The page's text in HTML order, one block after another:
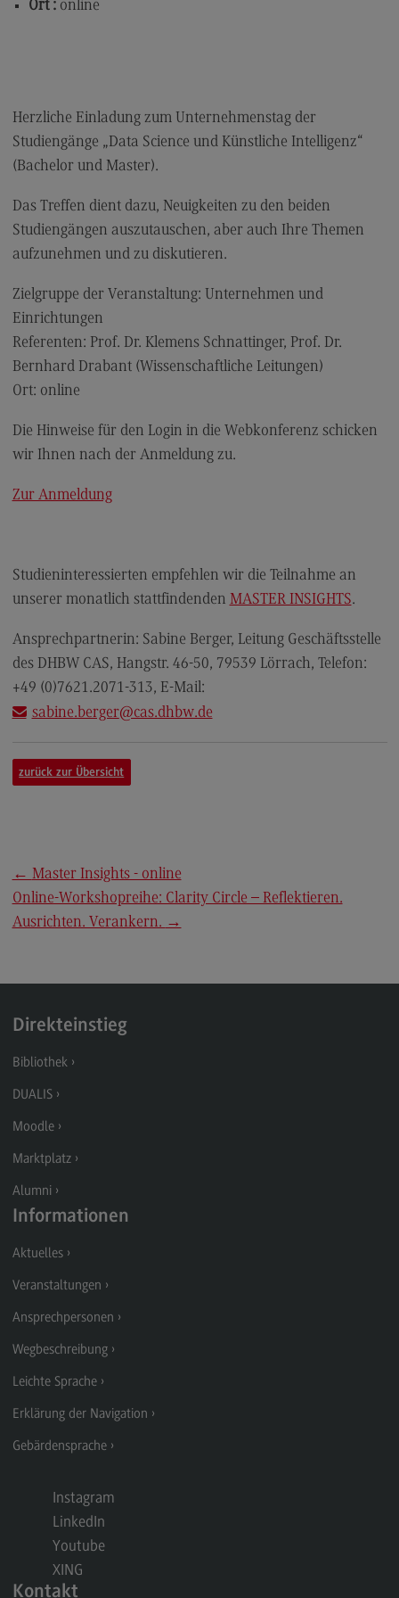
Digital Business Management
Digital Business Management
Berufsperspektiven
Kontakt
Digitalisierung in der Sozialen Arbeit
Modulangebot
Berufsperspektiven
Elektrotechnik und Informationstechnik
Profil-O-Mat Elektrotechnik und
Modulangebot
Kontakt
Entrepreneurship
Entrepreneurship
Berufsperspektiven
Executive Engineering
Modulangebot
Finance
Finance
Modulangebot
Berufsperspektiven
Kontakt
General Business Management
General Business Management
Modulangebot
Berufsperspektiven
Kontakt
Governance Sozialer Arbeit
Governance Sozialer Arbeit
Modulangebot
Berufsperspektiven
Informatik
Informatik
Profil-O-Mat Informatik
(External link)
Ort :online
Herzliche Einladung zum Unternehmenstag der
Studiengänge „Data Science und Künstliche Intelligenz“
(Bachelor und Master).
Das Treffen dient dazu, Neuigkeiten zu den beiden
Studiengängen auszutauschen, aber auch Ihre Themen
aufzunehmen und zu diskutieren.
Zielgruppe der Veranstaltung: Unternehmen und
Einrichtungen
Referenten: Prof. Dr. Klemens Schnattinger, Prof. Dr.
Bernhard Drabant (Wissenschaftliche Leitungen)
Ort: online
Die Hinweise für den Login in die Webkonferenz schicken
wir Ihnen nach der Anmeldung zu.
Zur Anmeldung
Studieninteressierten empfehlen wir die Teilnahme an
unserer monatlich stattfindenden MASTER INSIGHTS.
Ansprechpartnerin: Sabine Berger, Leitung Geschäftsstelle
des DHBW CAS, Hangstr. 46-50, 79539 Lörrach, Telefon:
+49 (0)7621.2071-313, E-Mail:
sabine.berger@cas.dhbw.de
zurück zur Übersicht
← Master Insights - online
Online-Workshopreihe: Clarity Circle – Reflektieren.
Ausrichten. Verankern. →
Direkteinstieg
Bibliothek
DUALIS
Moodle
Marktplatz
Alumni
Informationen
Aktuelles
Veranstaltungen
Ansprechpersonen
Wegbeschreibung
Leichte Sprache
Erklärung der Navigation
Gebärdensprache
Instagram
LinkedIn
Youtube
XING
Kontakt